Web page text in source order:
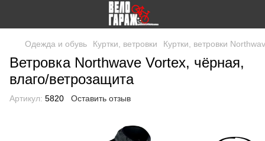
Одежда и обувь Куртки, ветровки Куртки, ветровки
Ветровка Northwave Vortex, чёрная,
влаго/ветрозащита
Артикул: 5820 Оставить отзыв